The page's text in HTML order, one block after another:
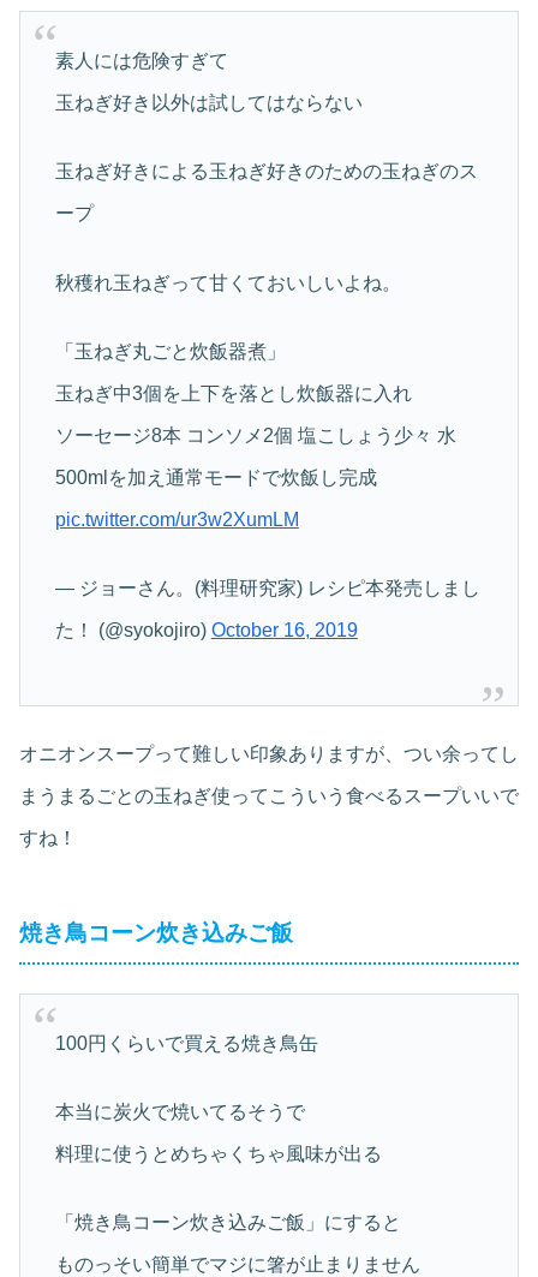
素人には危険すぎて
玉ねぎ好き以外は試してはならない
玉ねぎ好きによる玉ねぎ好きのための玉ねぎのス
ープ
秋穫れ玉ねぎって甘くておいしいよね。
「玉ねぎ丸ごと炊飯器煮」
玉ねぎ中3個を上下を落とし炊飯器に入れ
ソーセージ8本 コンソメ2個 塩こしょう少々 水
500mlを加え通常モードで炊飯し完成
pic.twitter.com/ur3w2XumLM
— ジョーさん。(料理研究家) レシピ本発売しまし
た！ (@syokojiro) October 16, 2019
オニオンスープって難しい印象ありますが、つい余ってし
まうまるごとの玉ねぎ使ってこういう食べるスープいいで
すね！
焼き鳥コーン炊き込みご飯
100円くらいで買える焼き鳥缶
本当に炭火で焼いてるそうで
料理に使うとめちゃくちゃ風味が出る
「焼き鳥コーン炊き込みご飯」にすると
ものっそい簡単でマジに箸が止まりません